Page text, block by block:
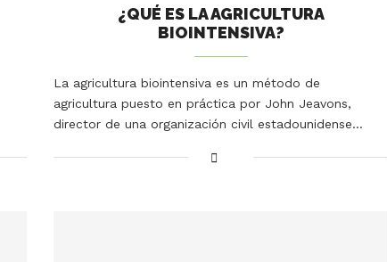
¿QUÉ ES LA AGRICULTURA
BIOINTENSIVA?
La agricultura biointensiva es un método de
agricultura puesto en práctica por John Jeavons,
director de una organización civil estadounidense…